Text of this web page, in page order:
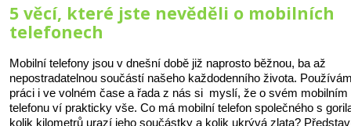
5 věcí, které jste nevěděli o mobilních
telefonech
Mobilní telefony jsou v dnešní době již naprosto běžnou, ba až
nepostradatelnou součástí našeho každodenního života.
práci i ve volném čase a řada z nás si myslí, že o svém mobilním
telefonu ví prakticky vše. Co má mobilní telefon společného s
kolik kilometrů urazí jeho součástky a kolik ukrývá zlata?